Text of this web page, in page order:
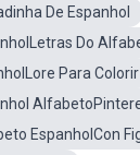
De Espanhol
Do
Para Colorir
EspanholCon